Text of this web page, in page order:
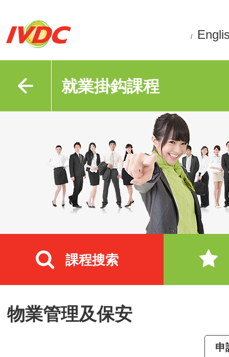
/
就業掛鈎課程
課程搜索
物業管理及保安
申